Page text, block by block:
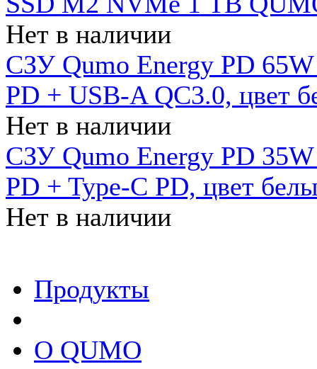
Нет в наличии
СЗУ Qumo Energy PD
PD + USB-A QC3.0, цвет
Нет в наличии
СЗУ Qumo Energy PD
PD + Type-C PD, цвет
Нет в наличии
Продукты
О QUMO